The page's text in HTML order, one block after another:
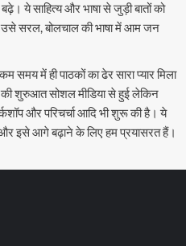
ये साहित्य और भाषा से जुड़ी बातों को
सरल, बोलचाल की भाषा में आम जन
समय में ही पाठकों का ढेर सारा प्यार मिला
की शुरुआत सोशल मीडिया से हुई लेकिन
और परिचर्चा आदि भी शुरू की है। ये
इसे आगे बढ़ाने के लिए हम प्रयासरत हैं।